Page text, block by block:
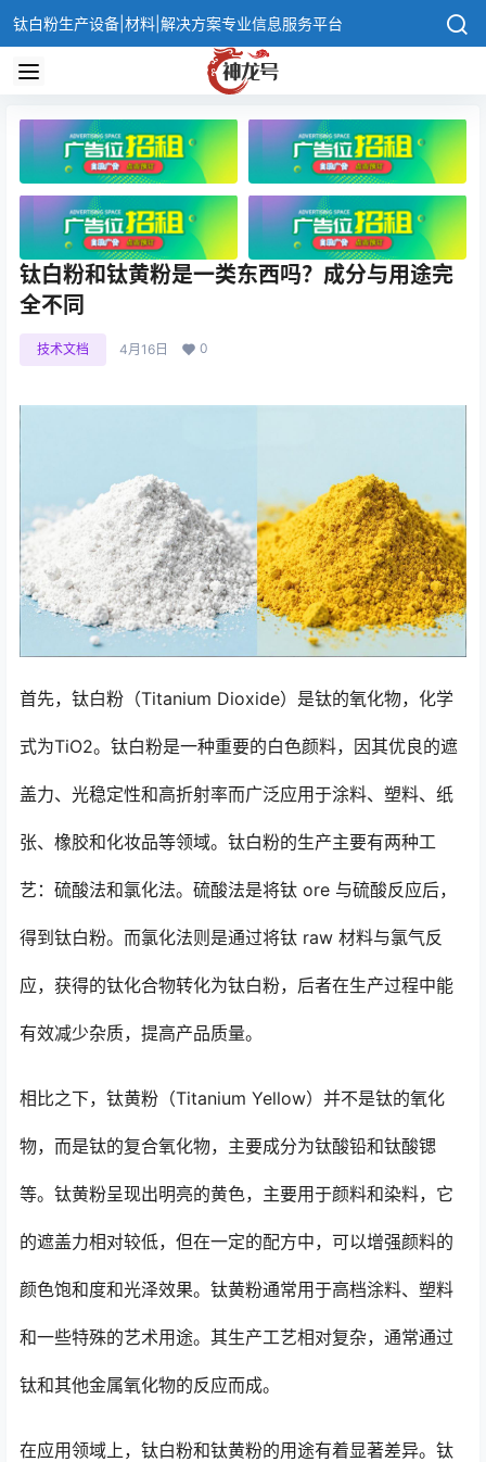
钛白粉生产设备|材料|解决方案专业信息服务平台
钛白粉和钛黄粉是一类东西吗？成分与用途完
全不同
技术文档 4月16日 0
首先，钛白粉（Titanium Dioxide）是钛的氧化物，化学
式为TiO2。钛白粉是一种重要的白色颜料，因其优良的遮
盖力、光稳定性和高折射率而广泛应用于涂料、塑料、纸
张、橡胶和化妆品等领域。钛白粉的生产主要有两种工
艺：硫酸法和氯化法。硫酸法是将钛 ore 与硫酸反应后，
得到钛白粉。而氯化法则是通过将钛 raw 材料与氯气反
应，获得的钛化合物转化为钛白粉，后者在生产过程中能
有效减少杂质，提高产品质量。
相比之下，钛黄粉（Titanium Yellow）并不是钛的氧化
物，而是钛的复合氧化物，主要成分为钛酸铅和钛酸锶
等。钛黄粉呈现出明亮的黄色，主要用于颜料和染料，它
的遮盖力相对较低，但在一定的配方中，可以增强颜料的
颜色饱和度和光泽效果。钛黄粉通常用于高档涂料、塑料
和一些特殊的艺术用途。其生产工艺相对复杂，通常通过
钛和其他金属氧化物的反应而成。
在应用领域上，钛白粉和钛黄粉的用途有着显著差异。钛